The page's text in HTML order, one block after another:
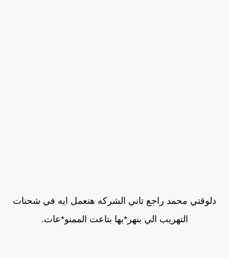
دلوقتي محمد راجع تاني الشركه هنعمل ايه في شحنات
التهريب الي بنهر*بها بتاعت الممنو*عات.